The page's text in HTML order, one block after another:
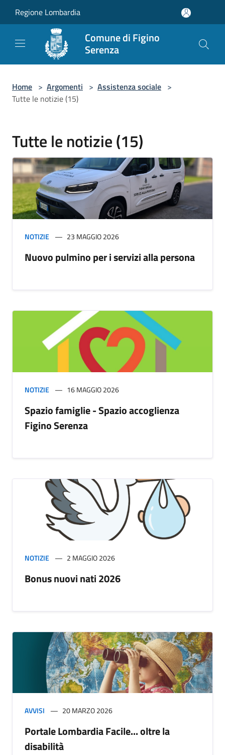
Regione Lombardia
Comune di Figino
Serenza
Home > Argomenti > Assistenza sociale >
Tutte le notizie (15)
Tutte le notizie (15)
NOTIZIE 23 MAGGIO 2026
Nuovo pulmino per i servizi alla persona
NOTIZIE 16 MAGGIO 2026
Spazio famiglie - Spazio accoglienza
Figino Serenza
NOTIZIE 2 MAGGIO 2026
Bonus nuovi nati 2026
AVVISI 20 MARZO 2026
Portale Lombardia Facile... oltre la
disabilità